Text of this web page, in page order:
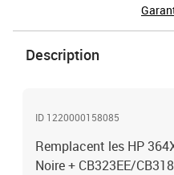
Description
ID 1220000158085
Remplacent les HP
Noire + CB323EE/